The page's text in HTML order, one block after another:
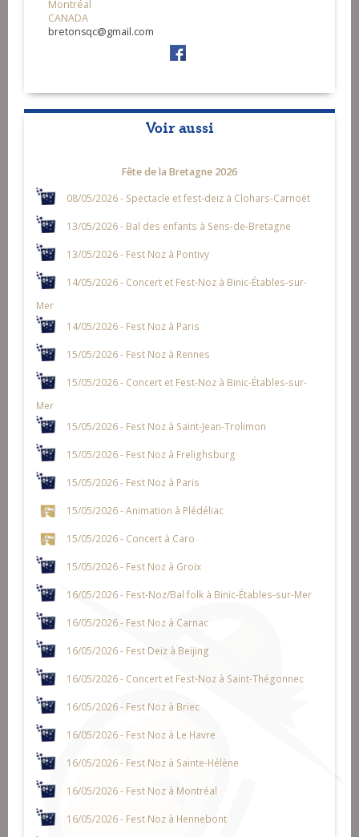
Montréal
CANADA
bretonsqc@gmail.com
Voir aussi
Fête de la Bretagne 2026
08/05/2026 - Spectacle et fest-deiz à Clohars-Carnoët
13/05/2026 - Bal des enfants à Sens-de-Bretagne
13/05/2026 - Fest Noz à Pontivy
14/05/2026 - Concert et Fest-Noz à Binic-Étables-sur-
Mer
14/05/2026 - Fest Noz à Paris
15/05/2026 - Fest Noz à Rennes
15/05/2026 - Concert et Fest-Noz à Binic-Étables-sur-
Mer
15/05/2026 - Fest Noz à Saint-Jean-Trolimon
15/05/2026 - Fest Noz à Frelighsburg
15/05/2026 - Fest Noz à Paris
15/05/2026 - Animation à Plédéliac
15/05/2026 - Concert à Caro
15/05/2026 - Fest Noz à Groix
16/05/2026 - Fest-Noz/Bal folk à Binic-Étables-sur-Mer
16/05/2026 - Fest Noz à Carnac
16/05/2026 - Fest Deiz à Beijing
16/05/2026 - Concert et Fest-Noz à Saint-Thégonnec
16/05/2026 - Fest Noz à Briec
16/05/2026 - Fest Noz à Le Havre
16/05/2026 - Fest Noz à Sainte-Hélène
16/05/2026 - Fest Noz à Montréal
16/05/2026 - Fest Noz à Hennebont